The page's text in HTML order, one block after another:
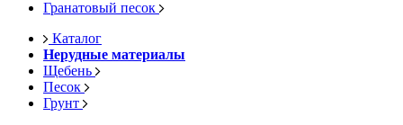
Гранатовый песок
Каталог
Нерудные материалы
Щебень
Песок
Грунт